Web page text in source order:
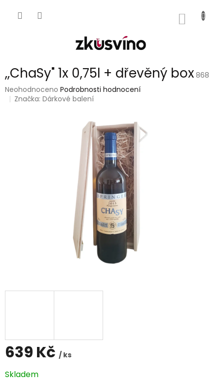
,,ChaSy" 1x 0,75l + dřevěný box 868
Průměrné
hodnocení
Neohodnoceno Podrobnosti hodnocení
Značka:Dárkové balení
639 Kč / ks
Měrná
cena:
Skladem